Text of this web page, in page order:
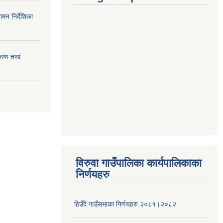
निर्देशिका
तथा
विरुवा गाउँपालिका कार्यपालिकाका
निर्णयहरु
हिउँदे गाउँसभाका निर्णयहरु २०८१।२०८२